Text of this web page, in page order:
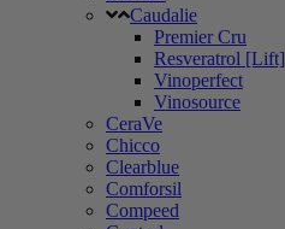
Caudalie
Premier Cru
Resveratrol [Lift]
Vinoperfect
Vinosource
CeraVe
Chicco
Clearblue
Comforsil
Compeed